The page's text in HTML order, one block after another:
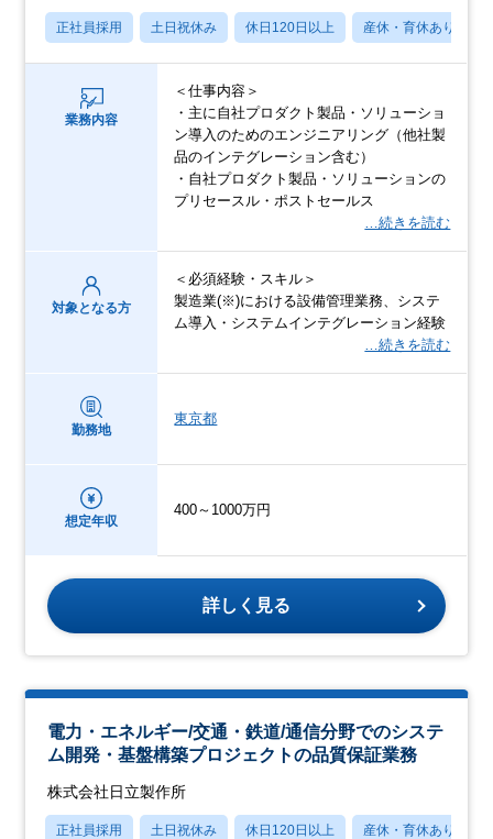
正社員採用 土日祝休み 休日120日以上 産休・育休あり
業務内容
＜仕事内容＞
・主に自社プロダクト製品・ソリューショ
ン導入のためのエンジニアリング（他社製
品のインテグレーション含む）
・自社プロダクト製品・ソリューションの
プリセースル・ポストセールス
…続きを読む
対象となる方
＜必須経験・スキル＞
製造業(※)における設備管理業務、システ
ム導入・システムインテグレーション経験
…続きを読む
勤務地
東京都
想定年収
400～1000万円
詳しく見る
電力・エネルギー/交通・鉄道/通信分野でのシステ
ム開発・基盤構築プロジェクトの品質保証業務
株式会社日立製作所
正社員採用 土日祝休み 休日120日以上 産休・育休あり